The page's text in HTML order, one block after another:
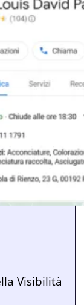
Visibilità